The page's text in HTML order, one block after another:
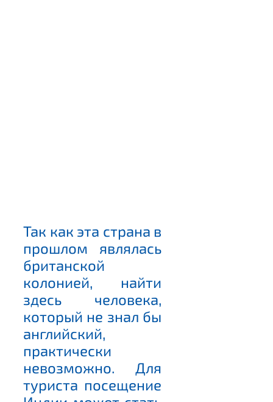
Так как эта страна в
прошлом являлась
британской
колонией, найти
здесь человека,
который не знал бы
английский,
практически
невозможно. Для
туриста посещение